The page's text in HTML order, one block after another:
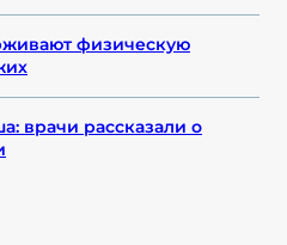
физическую
врачи рассказали о